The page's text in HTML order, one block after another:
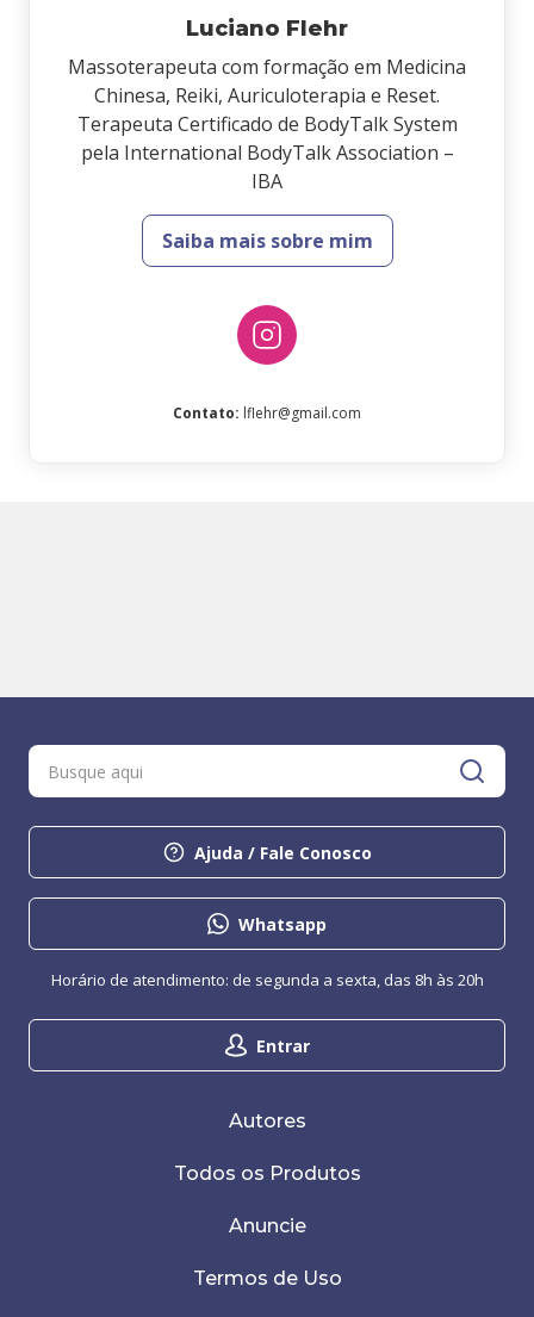
Luciano Flehr
Massoterapeuta com formação em Medicina
Chinesa, Reiki, Auriculoterapia e Reset.
Terapeuta Certificado de BodyTalk System
pela International BodyTalk Association –
IBA
Saiba mais sobre mim
Contato: lflehr@gmail.com
Ajuda / Fale Conosco
Whatsapp
Entrar
Horário de atendimento: de segunda a sexta, das 8h às 20h
Autores
Todos os Produtos
Anuncie
Termos de Uso